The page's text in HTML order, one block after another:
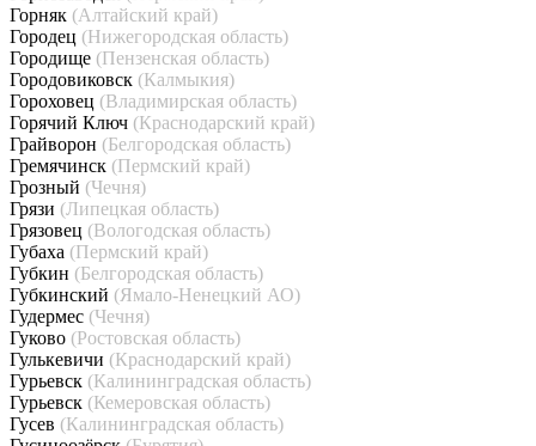
Горняк (Алтайский край)
Городец (Нижегородская область)
Городище (Пензенская область)
Городовиковск (Калмыкия)
Гороховец (Владимирская область)
Горячий Ключ (Краснодарский край)
Грайворон (Белгородская область)
Гремячинск (Пермский край)
Грозный (Чечня)
Грязи (Липецкая область)
Грязовец (Вологодская область)
Губаха (Пермский край)
Губкин (Белгородская область)
Губкинский (Ямало-Ненецкий АО)
Гудермес (Чечня)
Гуково (Ростовская область)
Гулькевичи (Краснодарский край)
Гурьевск (Калининградская область)
Гурьевск (Кемеровская область)
Гусев (Калининградская область)